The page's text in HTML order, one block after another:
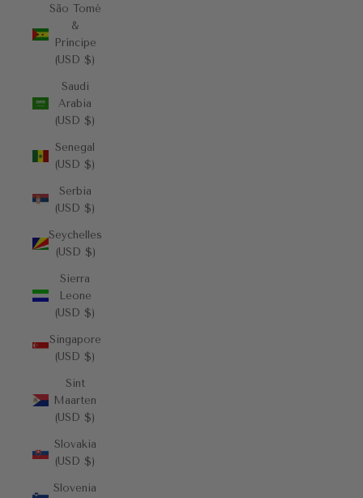
São Tomé
&
Príncipe
(USD $)
Saudi
Arabia
(USD $)
Senegal
(USD $)
Serbia
(USD $)
Seychelles
(USD $)
Sierra
Leone
(USD $)
Singapore
(USD $)
Sint
Maarten
(USD $)
Slovakia
(USD $)
Slovenia